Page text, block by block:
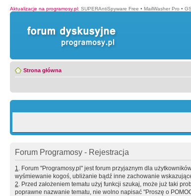
Aktualizacje na programosy.pl: SUPERAntiSpyware Free • MailWasher Pro •
Strona główna
Forum Programosy - Rejestracja
1. Forum "Programosy.pl" jest forum przyjaznym dla
wyśmiewanie kogoś, ubliżanie bądź inne zachowanie
2. Przed założeniem tematu użyj funkcji szukaj, może już taki
poprawne nazwanie tematu, nie wolno napisać "Proszę o